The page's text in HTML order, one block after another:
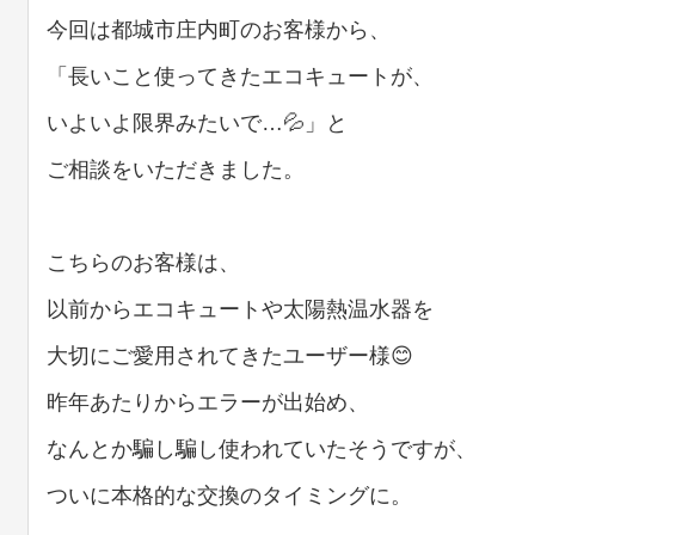
今回は都城市庄内町のお客様から、
「長いこと使ってきたエコキュートが、
いよいよ限界みたいで…💦」と
ご相談をいただきました。
こちらのお客様は、
以前からエコキュートや太陽熱温水器を
大切にご愛用されてきたユーザー様😊
昨年あたりからエラーが出始め、
なんとか騙し騙し使われていたそうですが、
ついに本格的な交換のタイミングに。